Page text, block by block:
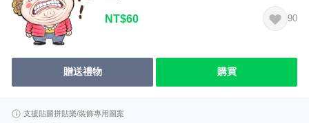
NT$60 90
贈送禮物 購買
支援貼圖拼貼樂/裝飾專用圖案